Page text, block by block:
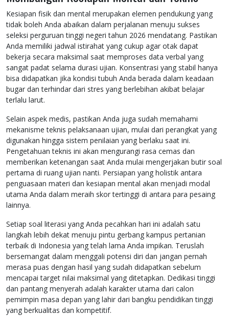
Kesiapan fisik dan mental merupakan elemen pendukung yang
tidak boleh Anda abaikan dalam perjalanan menuju sukses
seleksi perguruan tinggi negeri tahun 2026 mendatang. Pastikan
Anda memiliki jadwal istirahat yang cukup agar otak dapat
bekerja secara maksimal saat memproses data verbal yang
sangat padat selama durasi ujian. Konsentrasi yang stabil hanya
bisa didapatkan jika kondisi tubuh Anda berada dalam keadaan
bugar dan terhindar dari stres yang berlebihan akibat belajar
terlalu larut.
Selain aspek medis, pastikan Anda juga sudah memahami
mekanisme teknis pelaksanaan ujian, mulai dari perangkat yang
digunakan hingga sistem penilaian yang berlaku saat ini.
Pengetahuan teknis ini akan mengurangi rasa cemas dan
memberikan ketenangan saat Anda mulai mengerjakan butir soal
pertama di ruang ujian nanti. Persiapan yang holistik antara
penguasaan materi dan kesiapan mental akan menjadi modal
utama Anda dalam meraih skor tertinggi di antara para pesaing
lainnya.
Setiap soal literasi yang Anda pecahkan hari ini adalah satu
langkah lebih dekat menuju pintu gerbang kampus pertanian
terbaik di Indonesia yang telah lama Anda impikan. Teruslah
bersemangat dalam menggali potensi diri dan jangan pernah
merasa puas dengan hasil yang sudah didapatkan sebelum
mencapai target nilai maksimal yang ditetapkan. Dedikasi tinggi
dan pantang menyerah adalah karakter utama dari calon
pemimpin masa depan yang lahir dari bangku pendidikan tinggi
yang berkualitas dan kompetitif.